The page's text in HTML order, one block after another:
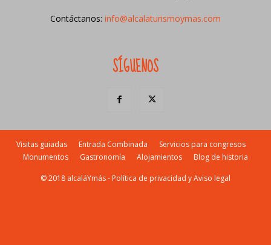
Contáctanos: info@alcalaturismoymas.com
SÍGUENOS
Visitas guiadas Entrada Combinada
Servicios para congresos
Monumentos
Gastronomía Alojamientos Blog de historia
© 2018 alcaláYmás - Política de privacidad y Aviso legal